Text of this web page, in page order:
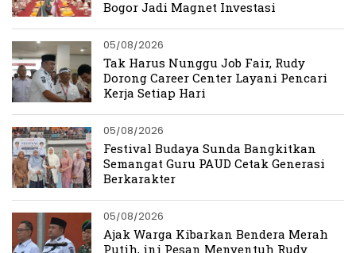
Bogor Jadi Magnet Investasi
05/08/2026
Tak Harus Nunggu Job Fair, Rudy
Dorong Career Center Layani Pencari
Kerja Setiap Hari
05/08/2026
Festival Budaya Sunda Bangkitkan
Semangat Guru PAUD Cetak Generasi
Berkarakter
05/08/2026
Ajak Warga Kibarkan Bendera Merah
Putih, ini Pesan Menyentuh Rudy